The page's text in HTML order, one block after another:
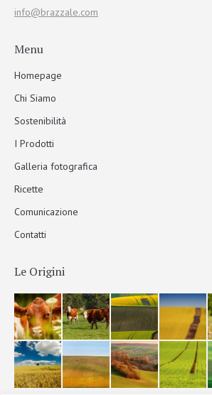
info@brazzale.com
Menu
Homepage
Chi Siamo
Sostenibilità
I Prodotti
Galleria fotografica
Ricette
Comunicazione
Contatti
Le Origini